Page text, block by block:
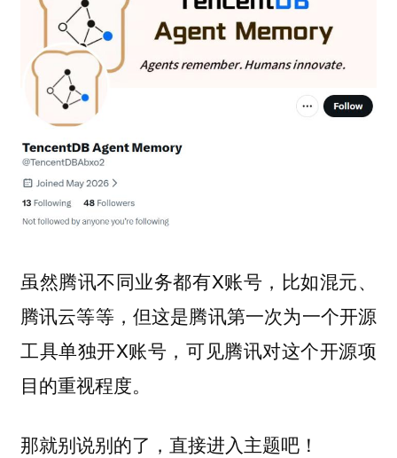
虽然腾讯不同业务都有X账号，比如混元、
腾讯云等等，但这是腾讯第一次为一个开源
工具单独开X账号，可见腾讯对这个开源项
目的重视程度。
那就别说别的了，直接进入主题吧！